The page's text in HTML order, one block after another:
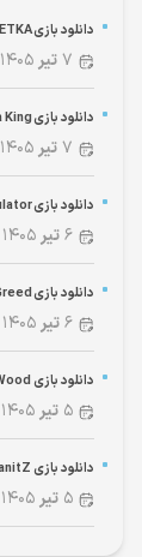
دانلود بازی KLETKA برای کامپیوتر
۷تیر ۱۴۰۵
دانلود بازی Once a Pawn a King برای کامپیوتر
۷تیر ۱۴۰۵
دانلود بازی Fun Park Simulator برای کامپیوتر
۶تیر ۱۴۰۵
دانلود بازی Styx Blades of Greed برای کامپیوتر
۶تیر ۱۴۰۵
دانلود بازی Eyes Of The ElderWood برای کامپیوتر
۵ تیر ۱۴۰۵
دانلود بازی HumanitZ برای کامپیوتر
۵ تیر ۱۴۰۵